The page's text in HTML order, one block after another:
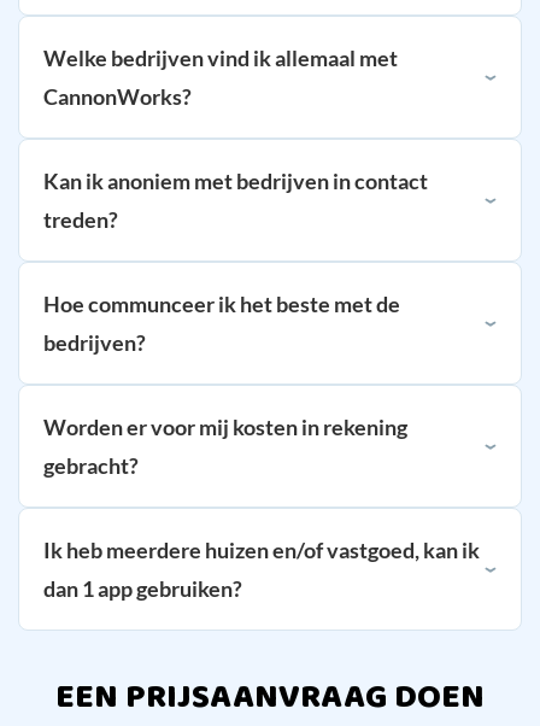
Welke bedrijven vind ik allemaal met
CannonWorks?
Kan ik anoniem met bedrijven in contact
treden?
Hoe communceer ik het beste met de
bedrijven?
Worden er voor mij kosten in rekening
gebracht?
Ik heb meerdere huizen en/of vastgoed, kan ik
dan 1 app gebruiken?
EEN PRIJSAANVRAAG DOEN